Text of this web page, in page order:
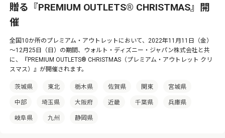
贈る『PREMIUM OUTLETS® CHRISTMAS』開
催
全国10か所のプレミアム・アウトレットにおいて、2022年11月11日（金）
～12月25日（日）の期間、ウォルト・ディズニー・ジャパン株式会社と共
に、『PREMIUM OUTLETS® CHRISTMAS（プレミアム・アウトレット クリ
スマス）』が開催されます。
茨城県 東北 栃木県 佐賀県 関東 宮城県
中部 埼玉県 大阪府 近畿 千葉県 兵庫県
岐阜県 九州 静岡県